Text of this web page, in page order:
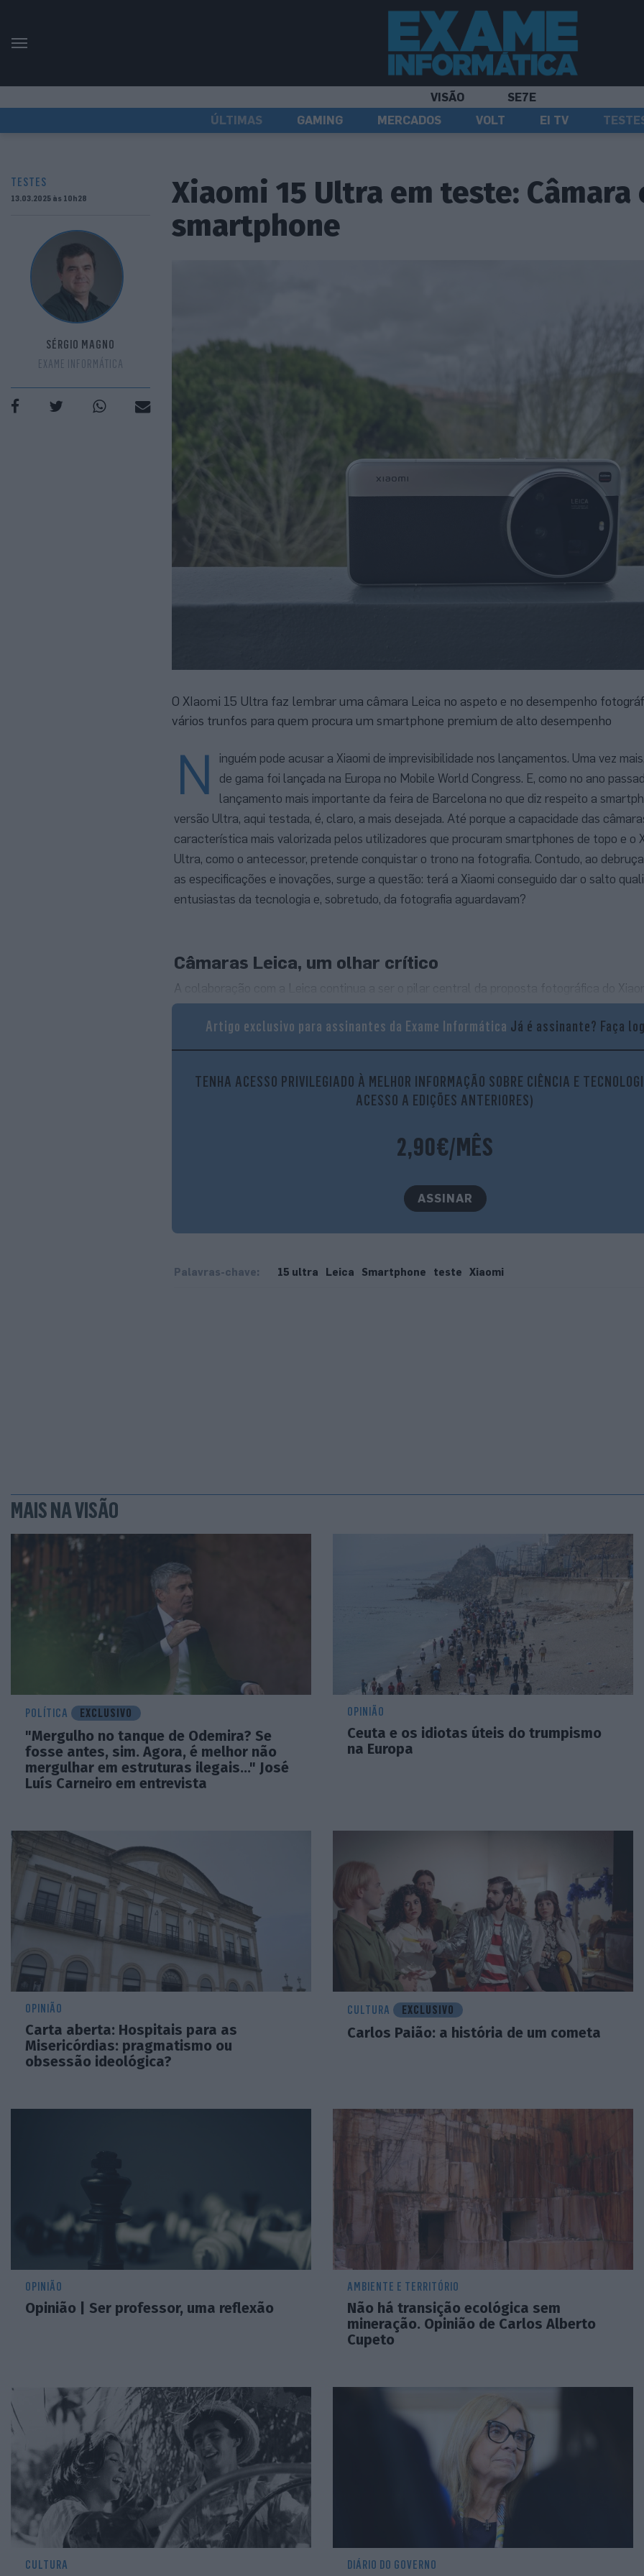
VISÃO
SE7E
ÚLTIMAS
GAMING MERCADOS VOLT EI TV
TESTES
13.03.2025 às 10h28
SÉRGIO MAGNO
EXAME INFORMÁTICA
Xiaomi 15 Ultra em teste: Câmara
smartphone
O XIaomi 15 Ultra faz lembrar uma câmara Leica no aspeto e no desempenho
vários trunfos para quem procura um smartphone premium de alto desempenho
N
inguém pode acusar a Xiaomi de imprevisibilidade nos lançamentos. Uma vez
de gama foi lançada na Europa no Mobile World Congress. E, como no ano
lançamento mais importante da feira de Barcelona no que diz respeito a
versão Ultra, aqui testada, é, claro, a mais desejada. Até porque a capacidade das
característica mais valorizada pelos utilizadores que procuram smartphones de topo e o
Ultra, como o antecessor, pretende conquistar o trono na fotografia. Contudo, ao
as especificações e inovações, surge a questão: terá a Xiaomi conseguido dar o salto
entusiastas da tecnologia e, sobretudo, da fotografia aguardavam?
Câmaras Leica, um olhar crítico
A colaboração com a Leica continua a ser o pilar central da proposta fotográfica do
conjunto de câmaras traseiras, proeminentemente destacado no design do dispositivo,
sensor principal Sony tipo 1 polegada e 50 MP, um componente de qualidade inegável
impressionou no modelo anterior. A grande novidade reside no novo sensor telefoto de 1/
com maior detalhe em distâncias focais mais longas, representando a atualização mais
hardware fotográfico. Naturalmente, a resolução extra permite maiores ampliações. O
zoom de 3x e ultra grande angular) mantém as características (sensores de 50 MP). É
Artigo exclusivo para assinantes da Exame Informática Já é assinante? Faça
TENHA ACESSO PRIVILEGIADO À MELHOR INFORMAÇÃO SOBRE CIÊNCIA E
ACESSO A EDIÇÕES ANTERIORES)
2,90€/MÊS
ASSINAR
Palavras-chave: 15 ultra Leica Smartphone teste Xiaomi
MAIS NA VISÃO
POLÍTICA EXCLUSIVO
"Mergulho no tanque de Odemira? Se
fosse antes, sim. Agora, é melhor não
mergulhar em estruturas ilegais..." José
Luís Carneiro em entrevista
OPINIÃO
Ceuta e os idiotas úteis do trumpismo
na Europa
OPINIÃO
Carta aberta: Hospitais para as
Misericórdias: pragmatismo ou
obsessão ideológica?
CULTURA EXCLUSIVO
Carlos Paião: a história de um cometa
OPINIÃO
Opinião | Ser professor, uma reflexão
AMBIENTE E TERRITÓRIO
Não há transição ecológica sem
mineração. Opinião de Carlos Alberto
Cupeto
CULTURA DIÁRIO DO GOVERNO